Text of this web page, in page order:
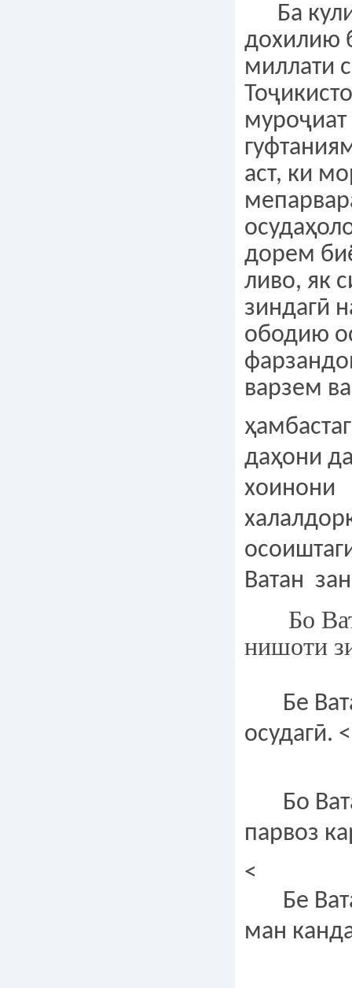
Ба кули
дохилию
миллати
аст, ки
дорем
ливо, як
зиндагӣ
ободию
варзем
даҳони
хоинони
Ватан
Бо
нишоти
Бе
осудагӣ. <
Бо
парвоз
<
Бе
ман